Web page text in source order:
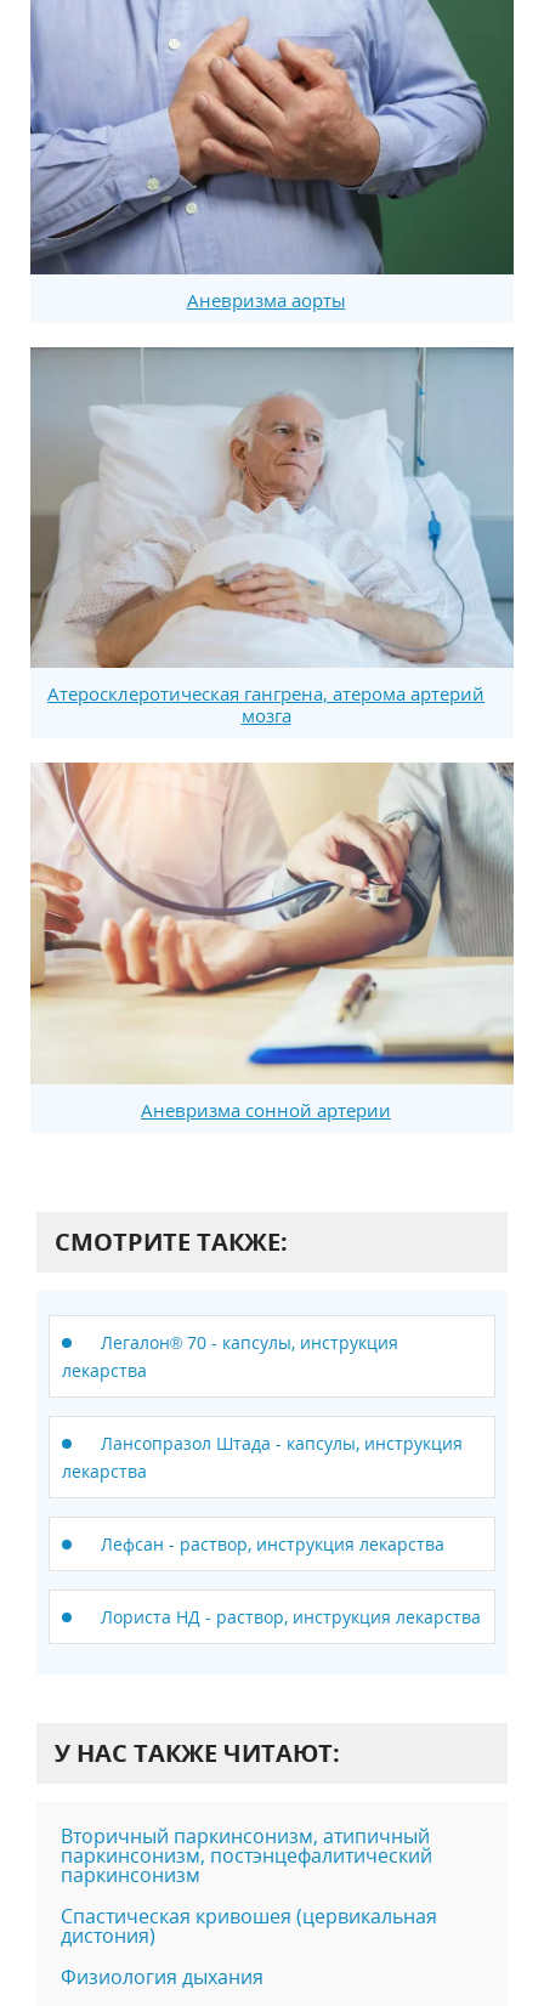
Аневризма аорты
Атеросклеротическая гангрена, атерома артерий
мозга
Аневризма сонной артерии
СМОТРИТЕ ТАКЖЕ:
Легалон® 70 - капсулы, инструкция
лекарства
Лансопразол Штада - капсулы, инструкция
лекарства
Лефсан - раствор, инструкция лекарства
Лориста НД - раствор, инструкция лекарства
У НАС ТАКЖЕ ЧИТАЮТ:
Вторичный паркинсонизм, атипичный
паркинсонизм, постэнцефалитический
паркинсонизм
Спастическая кривошея (цервикальная
дистония)
Физиология дыхания